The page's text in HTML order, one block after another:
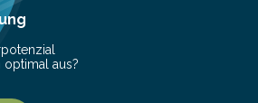
optimal aus?